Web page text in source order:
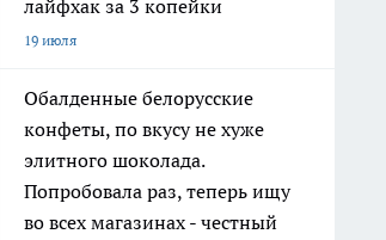
лайфхак за 3 копейки
19 июля
Обалденные белорусские
конфеты, по вкусу не хуже
элитного шоколада.
Попробовала раз, теперь ищу
во всех магазинах - честный